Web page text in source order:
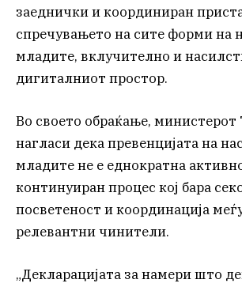
заеднички и координиран
спречувањето на сите форми на
младите, вклучително и
дигиталниот простор.
Во своето обраќање,
нагласи дека превенцијата на
младите не е еднократна
континуиран процес кој бара
посветеност и координација
релевантни чинители.
„Декларацијата за намери што